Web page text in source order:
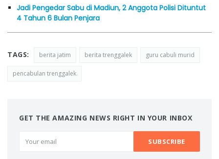
Jadi Pengedar Sabu di Madiun, 2 Anggota Polisi Dituntut
4 Tahun 6 Bulan Penjara
TAGS: berita jatim berita trenggalek guru cabuli murid
pencabulan trenggalek
GET THE AMAZING NEWS RIGHT IN YOUR INBOX